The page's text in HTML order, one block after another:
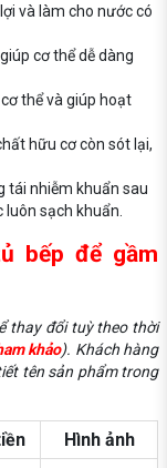
và làm cho nước có
cơ thể dễ dàng
thể và giúp hoạt
hữu cơ còn sót lại,
tái nhiễm khuẩn sau
sạch khuẩn.
bếp để gầm
thay đổi tuỳ theo thời
khảo). Khách hàng
tên sản phẩm trong
Hình ảnh